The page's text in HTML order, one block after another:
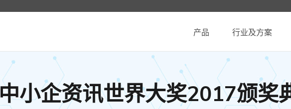
产品 行业及方案
中小企资讯世界大奖2017颁奖